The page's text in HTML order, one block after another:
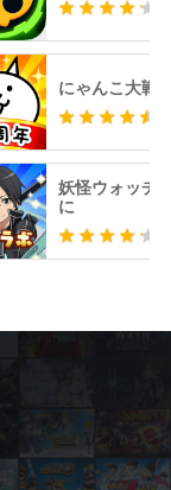
にゃんこ大戦
妖怪ウォッチ
に